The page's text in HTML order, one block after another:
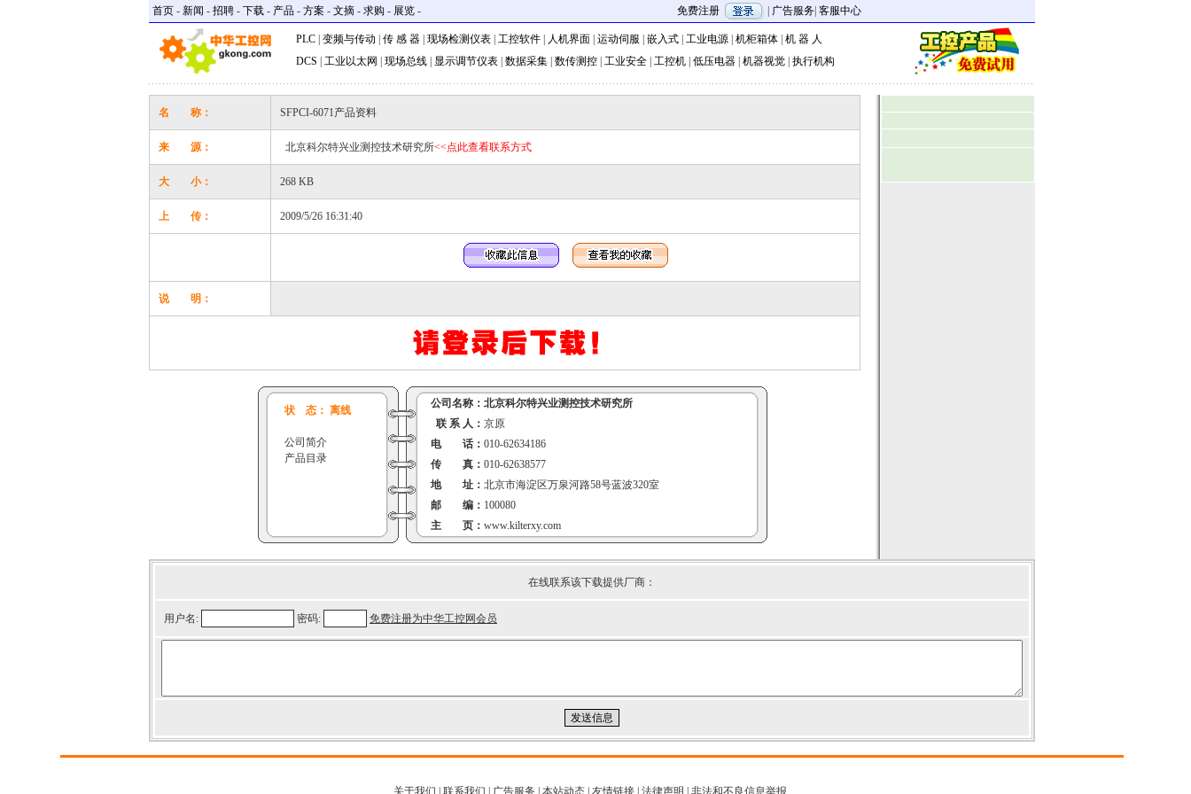
首页 - 新闻 - 招聘 - 下载 - 产品 - 方案 - 文摘 - 求购 - 展览 - 免费注册 广告服务 客服中心
PLC 变频与传动 传 感 器 现场检测仪表 工控软件 人机界面 运动伺服 嵌入式 工业电源 机柜箱体 机 器 人
DCS
工业以太网 现场总线 显示调节仪表 数据采集 数传测控 工业安全 工控机 低压电器 机器视觉 执行机构
名 称： SFPCI-6071产品资料
来 源： 北京科尔特兴业测控技术研究所<<点此查看联系方式
大 小： 268 KB
上 传： 2009/5/26 16:31:40
说 明：
状 态： 离线
公司简介
产品目录
公司名称： 北京科尔特兴业测控技术研究所
联 系 人： 京原
电 话： 010-62634186
传 真： 010-62638577
地 址： 北京市海淀区万泉河路58号蓝波320室
邮 编： 100080
主 页： www.kilterxy.com
在线联系该下载提供厂商：
用户名: 密码: 免费注册为中华工控网会员
关于我们 联系我们 广告服务 本站动态| 友情链接| 法律声明 非法和不良信息举报